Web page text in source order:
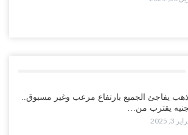
يفاجئ الجميع بارتفاع مرعب وغير مسبوق..
يقترب من…
3, 2025